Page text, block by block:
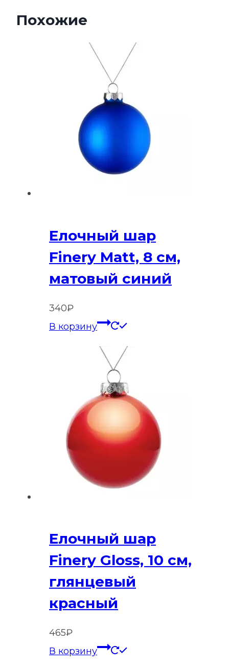
Похожие
Елочный шар
Finery Matt, 8 см,
матовый синий
340₽
В корзину
Елочный шар
Finery Gloss, 10 см,
глянцевый
красный
465₽
В корзину